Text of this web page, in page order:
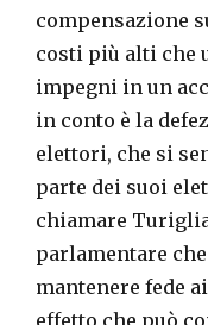
compensazione
costi più alti che
impegni in un
in conto è la
elettori, che si
parte dei suoi
chiamare
parlamentare
mantenere fede
effetto che può